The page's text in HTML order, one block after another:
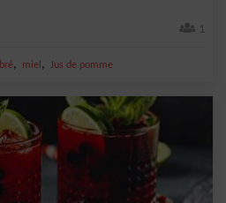
1
, miel , Jus de pomme